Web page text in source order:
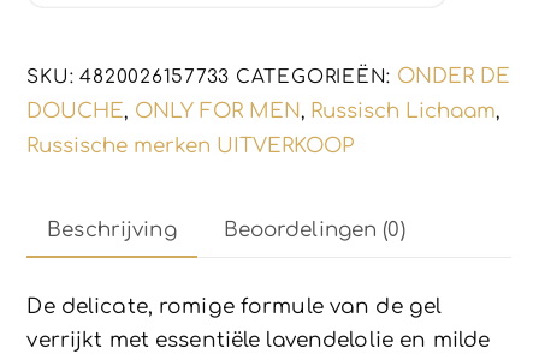
de
huid
300ml
SKU:4820026157733 CATEGORIEËN: ONDER DE
DOUCHE, ONLY FOR MEN, Russisch Lichaam,
Russische merken UITVERKOOP
Beschrijving Beoordelingen (0)
De delicate, romige formule van de gel
verrijkt met essentiële lavendelolie en milde